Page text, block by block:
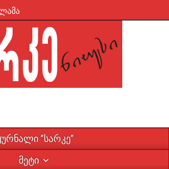
”სარკე”
მეტი